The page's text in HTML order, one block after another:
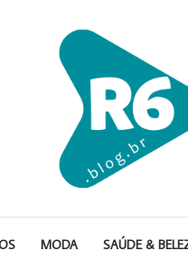
MODA SAÚDE &